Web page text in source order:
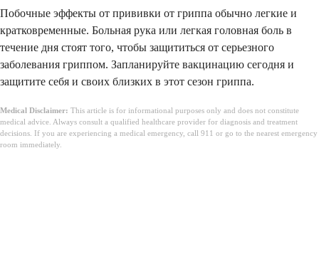
Побочные эффекты от прививки от гриппа обычно легкие и
кратковременные. Больная рука или легкая головная боль в
течение дня стоят того, чтобы защититься от серьезного
заболевания гриппом. Запланируйте вакцинацию сегодня и
защитите себя и своих близких в этот сезон гриппа.
Medical Disclaimer: This article is for informational purposes only and does not constitute
medical advice. Always consult a qualified healthcare provider for diagnosis and treatment
decisions. If you are experiencing a medical emergency, call 911 or go to the nearest emergency
room immediately.